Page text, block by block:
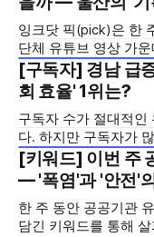
있는 규제 정책을, 빙
모두 갖춘 김길리 선
니다. '빠르지만
잉크닷 픽(pick)은 한
단체 유튜브 영상 가
시도와 의미를 들여다
오르지는 못했지만,
를 소개합니다. 이번 주는 특정 영상 한 편이 아니라, 채널 하나
의 '변화'를 이야기하려
2026년 7월 5주
[구독자] 경남 급
회 효율' 1위는?
구독자 수가 절대적인
다. 하지만 구독자가
아집니다. 소통은 곧
자를 확보하기보다는
다수 확보하길 바라
단체 유튜브 채널의 구독
기관과 광역자치단체
2026년 7월 5주
[키워드] 이번 주
— '폭염'과 '안전'
한 주 동안 공공기관
담긴 키워드를 통해